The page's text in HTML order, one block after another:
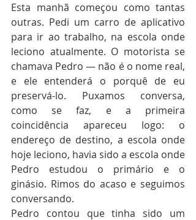
Esta manhã começou como tantas
outras. Pedi um carro de aplicativo
para ir ao trabalho, na escola onde
leciono atualmente. O motorista se
chamava Pedro — não é o nome real,
e ele entenderá o porquê de eu
preservá-lo. Puxamos conversa,
como se faz, e a primeira
coincidência apareceu logo: o
endereço de destino, a escola onde
hoje leciono, havia sido a escola onde
Pedro estudou o primário e o
ginásio. Rimos do acaso e seguimos
conversando.
Pedro contou que tinha sido um